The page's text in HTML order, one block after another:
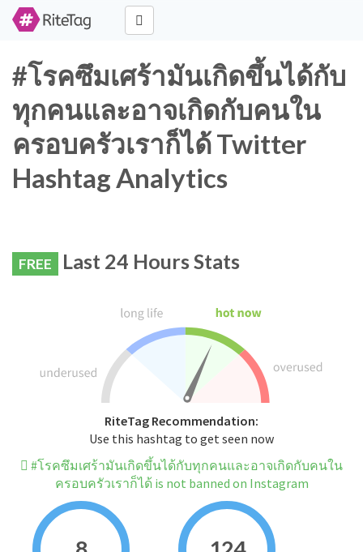
#โรคซึมเศร้ามันเกิดขึ้นได้กับ
ทุกคนและอาจเกิดกับคนใน
ครอบครัวเราก็ได้ Twitter
Hashtag Analytics
FREE Last 24 Hours Stats
RiteTag Recommendation:
Use this hashtag to get seen now
#โรคซึมเศร้ามันเกิดขึ้นได้กับทุกคนและอาจเกิดกับคนใน
ครอบครัวเราก็ได้ is not banned on Instagram